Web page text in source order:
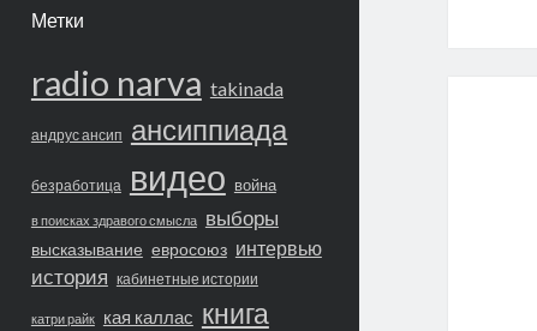
Метки
radio narva takinada
андрус ансип ансиппиада
безработица видео война
в поисках здравого смысла выборы
высказывание евросоюз интервью
история кабинетные истории
катри райк кая каллас книга